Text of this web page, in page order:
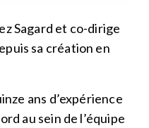
Sagard et co-dirige
sa création en
ans d’expérience
au sein de l’équipe